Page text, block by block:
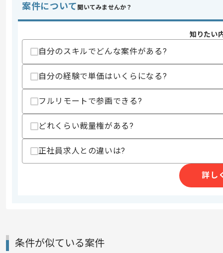
スキル
・PostgreSQLを用いた開発経験
・詳細設計以降の工程を一人称で対応
歓迎スキル
・C++を用いた開発経験
スキルに不安がある方へ
上記に似た経験やスキルをお持ちであれば申
その他募集要項
2026/06/01
メント
ご経験と実績に応じてスライド案件の
案件について 聞いてみませんか？
知りたい
自分のスキルでどんな案件がある?
自分の経験で単価はいくらになる?
フルリモートで参画できる?
どれくらい裁量権がある?
正社員求人との違いは?
詳し
条件が似ている案件